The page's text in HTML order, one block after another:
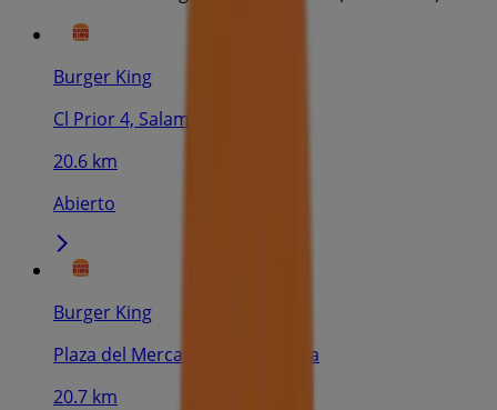
Burger King
Cl Prior 4, Salamanca
20.6 km
Abierto
Burger King
Plaza del Mercado 2, Salamanca
20.7 km